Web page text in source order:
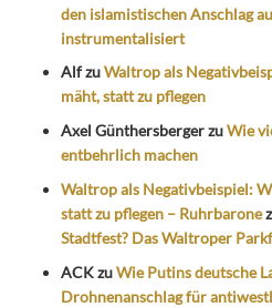
den islamistischen Anschlag
instrumentalisiert
AlfzuWaltrop als
mäht, statt zu pflegen
Axel GünthersbergerzuWie
entbehrlich machen
Waltrop als Negativbeispiel:
statt zu pflegen – Ruhrbarone
Stadtfest? Das Waltroper
ACKzuWie Putins deutsche
Drohnenanschlag für